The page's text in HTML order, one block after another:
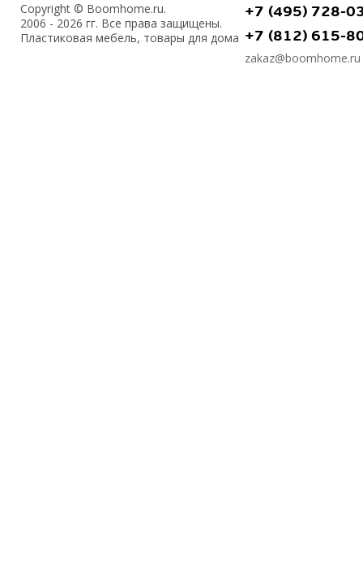
Copyright © Boomhome.ru.
2006 - 2026 гг. Все права защищены.
Пластиковая мебель, товары для дома
+7 (495) 728-
+7 (812) 615-
zakaz@boomhome.ru